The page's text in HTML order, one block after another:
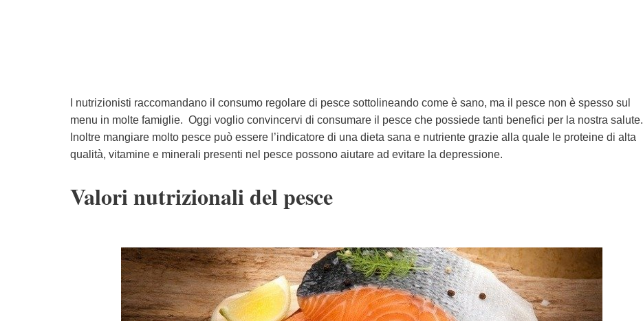
I nutrizionisti raccomandano il consumo regolare di pesce sottolineando come è sano, ma il pesce non è spesso sul
menu in molte famiglie. Oggi voglio convincervi di consumare il pesce che possiede tanti benefici per la nostra salute.
Inoltre mangiare molto pesce può essere l’indicatore di una dieta sana e nutriente grazie alla quale le proteine di alta
qualità, vitamine e minerali presenti nel pesce possono aiutare ad evitare la depressione.
Valori nutrizionali del pesce